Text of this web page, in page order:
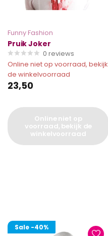
Funny Fashion
Pruik Joker
0 reviews
Online niet op voorraad, bekijk
de winkelvoorraad
23,50
Online niet op
voorraad, bekijk de
winkelvoorraad
Sale -40%